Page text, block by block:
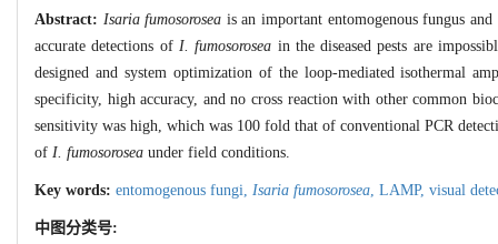
Abstract: Isaria fumosorosea is an important entomogenous fungus
accurate detections of I. fumosorosea in the diseased pests are
designed and system optimization of the loop-mediated isothermal
specificity, high accuracy, and no cross reaction with other common
sensitivity was high, which was 100 fold that of conventional PCR
of I. fumosorosea under field conditions.
Key words: entomogenous fungi, Isaria fumosorosea, LAMP, visual
中图分类号: